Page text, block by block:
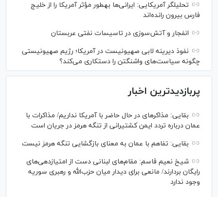
تحلیلگر آمریکایی: ایرانی‌ها به‎طور مؤثر آمریکا را از خلیج
فارس بیرون رانده‌اند
انفجار و آتش‌سوزی در تاسیسات نفتی عربستان
نفوذ دیرینه لابی صهیونیست در آمریکا؛ رژیم صهیونیستی
چگونه سیاست‌های واشنگتن را دستکاری می‌کند؟
پربازدیدترین اخبار
بقایی: مذاکره‎ای در حال حاضر با آمریکا نداریم/ مذاکرات با
عمان درباره تردد ایمن کشتیرانی از تنگه هرمز در جریان است
بقایی: تفاهم با عمان به معنای بازگشایی تنگه هرمز نیست
شیخ نعیم قاسم: مقام‌های لبنانی دست از امتیازدهی‌های
رایگان بردارند/ مانعی برای دیدار میان حزب‌الله و رهبری سوریه
وجود ندارد